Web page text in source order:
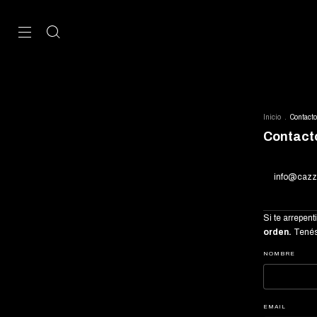
Inicio Contacto
Si te
orden.
NOMBRE
EMAIL